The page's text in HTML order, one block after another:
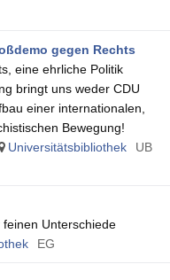
gegen Rechts
eine ehrliche Politik
bringt uns weder CDU
einer internationalen,
Bewegung!
Universitätsbibliothek
UB
Unterschiede
EG